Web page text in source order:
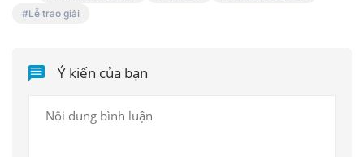
Lễ trao giải
Ý kiến của bạn